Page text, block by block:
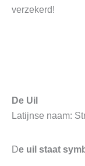
verzekerd!
De Uil
Latijnse naam:
De uil staat